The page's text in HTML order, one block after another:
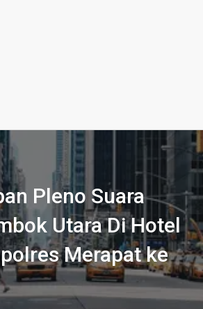
Pleno Suara
Utara Di Hotel
Merapat ke